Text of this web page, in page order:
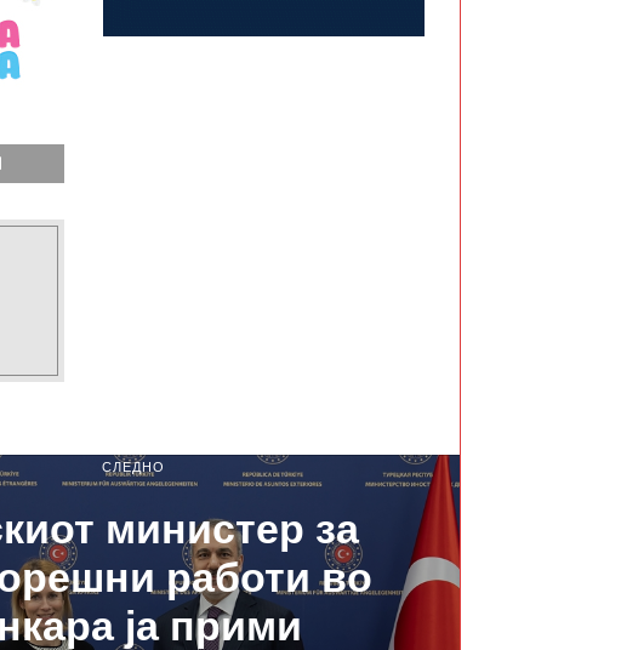
СЛЕДНО
министер за
работи во
ја прими